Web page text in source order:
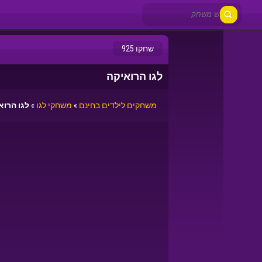
שחקו 925
לגו הרואיקה
משחקים לילדים בחינם » משחקי לגו »לגו